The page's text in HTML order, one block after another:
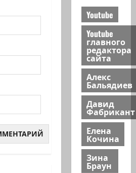
Youtube
Youtube
главного
редактора
сайта
Алекс
Бальядиев
Давид
Фабрикант
Елена
Кочина
Зина
Браун